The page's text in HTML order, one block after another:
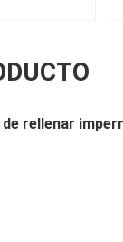
rellenar